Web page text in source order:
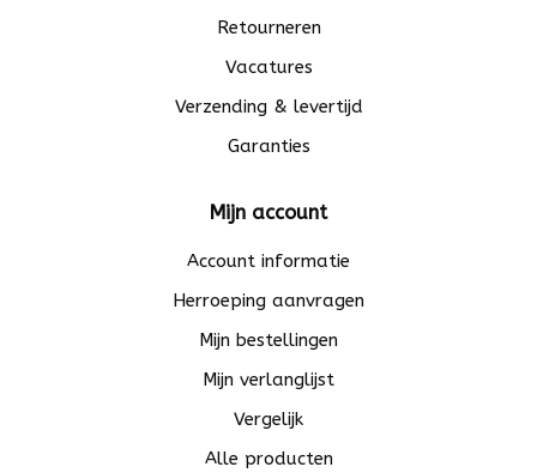
Retourneren
Vacatures
Verzending & levertijd
Garanties
Mijn account
Account informatie
Herroeping aanvragen
Mijn bestellingen
Mijn verlanglijst
Vergelijk
Alle producten